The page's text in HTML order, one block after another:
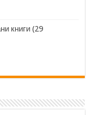
книги (29